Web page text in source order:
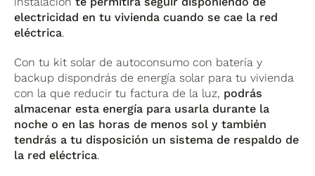
El inversor de red híbrido trifásico Sun2000-5Ktl-M1
con posibilidad de trabajar con batería de litio y
adecuado para instalaciones residenciales gracias a
sus 5 kW de potencia nominal de salida. 10 años de
garantía.
Alta eficiencia: Alcanza una eficiencia máxima del
98.4%, optimizando el uso de la energía solar.
63A-T0 Trifásico
Fabricante
protección
Tiempo de
conmutación
< 3 segundos Medidas
electricidad en tu vivienda cuando se cae la red
eléctrica.
Con tu kit solar de autoconsumo con batería y
backup dispondrás de energía solar para tu vivienda
con la que reducir tu factura de la luz, podrás
almacenar esta energía para usarla durante la
noche o en las horas de menos sol y también
tendrás a tu disposición un sistema de respaldo de
la red eléctrica.